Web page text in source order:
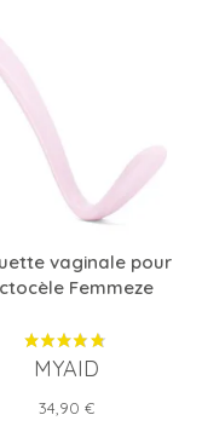
vaginale pour
Femmeze
MYAID
Prix
34,90 €